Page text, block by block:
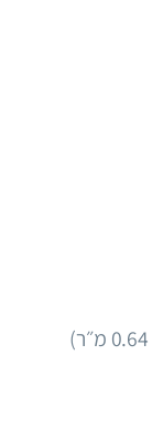
0.64 מ״ר)